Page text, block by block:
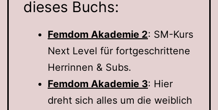
dieses Buchs:
Femdom Akademie 2: SM-Kurs
Next Level für fortgeschrittene
Herrinnen & Subs.
Femdom Akademie 3: Hier
dreht sich alles um die weiblich